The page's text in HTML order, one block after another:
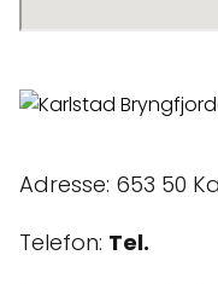
Adresse: 653 50
Telefon: Tel.